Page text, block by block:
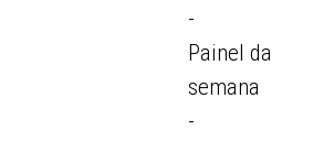
-
Painel da
semana
-